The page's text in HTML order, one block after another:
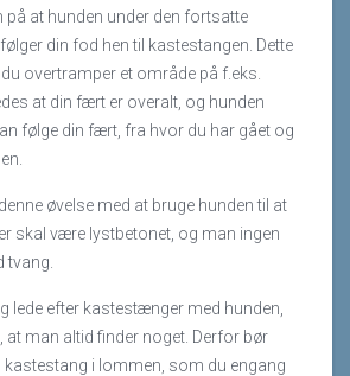
at hunden under den fortsatte
din fod hen til kastestangen. Dette
overtramper et område på f.eks.
at din fært er overalt, og hunden
følge din fært, fra hvor du har gået og
øvelse med at bruge hunden til at
skal være lystbetonet, og man ingen
tvang.
lede efter kastestænger med hunden,
at man altid finder noget. Derfor bør
kastestang i lommen, som du engang